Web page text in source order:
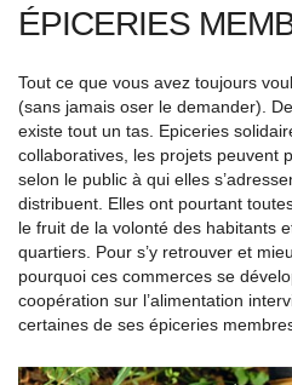
ÉPICERIES
Tout ce que vous avez toujours
(sans jamais oser le demander).
existe tout un tas. Epiceries
collaboratives, les projets peuvent
selon le public à qui elles
distribuent. Elles ont pourtant
le fruit de la volonté des habitants
quartiers. Pour s’y retrouver et
pourquoi ces commerces se
coopération sur l’alimentation
certaines de ses épiceries